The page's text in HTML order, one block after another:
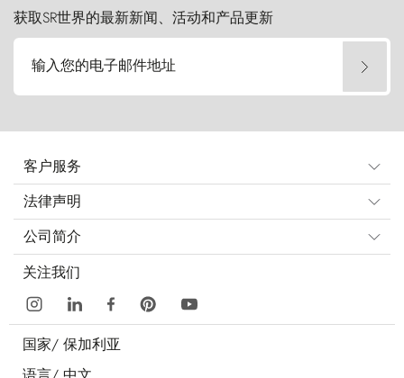
获取SR世界的最新新闻、活动和产品更新
输入您的电子邮件地址
客户服务
法律声明
公司简介
关注我们
国家/ 保加利亚